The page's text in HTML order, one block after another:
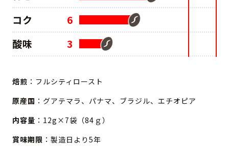
コク
6
酸味
3
焙煎 ：フルシティロースト
原産国 ：グアテマラ、パナマ、ブラジル、エチオピア
内容量 ：12g×7袋（84ｇ）
賞味期限 ：製造日より5年